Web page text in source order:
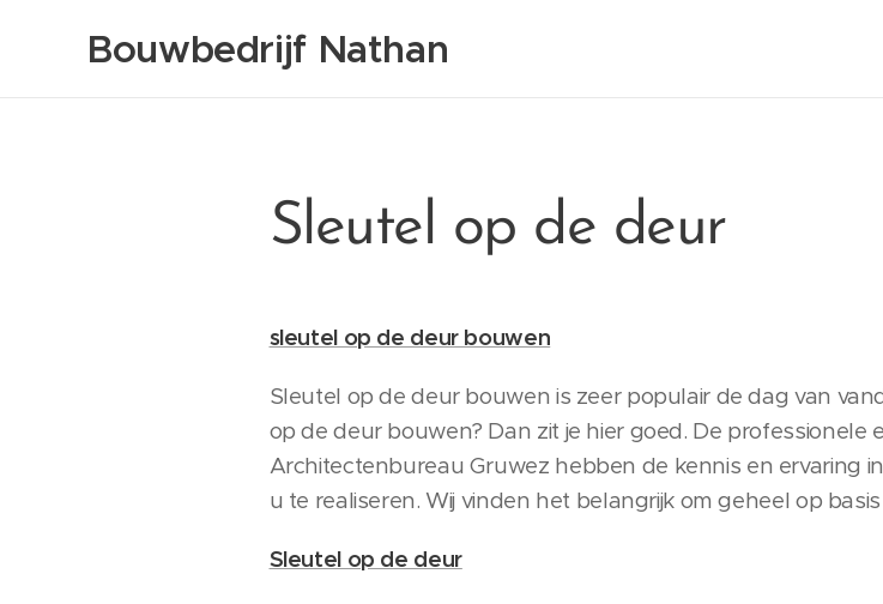
Bouwbedrijf Nathan
Sleutel op de deur
sleutel op de deur bouwen
Sleutel op de deur bouwen is zeer populair de dag van
op de deur bouwen? Dan zit je hier goed. De professionele
Architectenbureau Gruwez hebben de kennis en ervaring
u te realiseren. Wij vinden het belangrijk om geheel op
Sleutel op de deur